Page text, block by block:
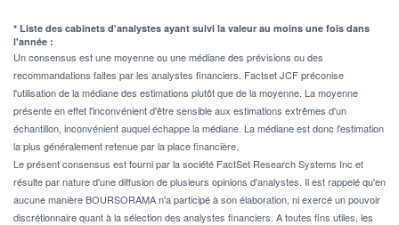
* Liste des cabinets d'analystes ayant suivi la valeur au moins une fois dans
l'année :
Un consensus est une moyenne ou une médiane des prévisions ou des
recommandations faites par les analystes financiers. Factset JCF préconise
l'utilisation de la médiane des estimations plutôt que de la moyenne. La moyenne
présente en effet l'inconvénient d'être sensible aux estimations extrêmes d'un
échantillon, inconvénient auquel échappe la médiane. La médiane est donc l'estimation
la plus généralement retenue par la place financière.
Le présent consensus est fourni par la société FactSet Research Systems Inc et
résulte par nature d'une diffusion de plusieurs opinions d'analystes. Il est rappelé qu'en
aucune manière BOURSORAMA n'a participé à son élaboration, ni exercé un pouvoir
discrétionnaire quant à la sélection des analystes financiers. A toutes fins utiles, les